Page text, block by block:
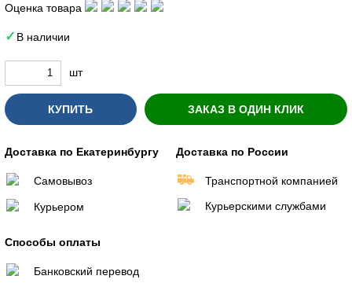
Оценка товара
В наличии
шт
КУПИТЬ ЗАКАЗ В ОДИН КЛИК
Доставка по Екатеринбургу
Самовывоз
Курьером
Доставка по России
Транспортной компанией
Курьерскими службами
Способы оплаты
Банковский перевод